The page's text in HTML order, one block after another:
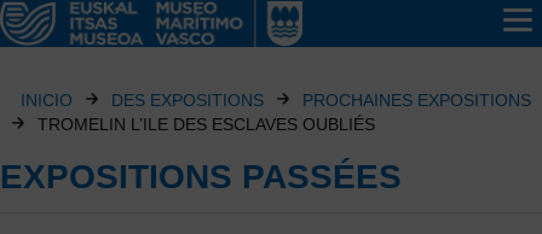
INICIO DES EXPOSITIONS
PROCHAINES EXPOSITIONS
TROMELIN L’ILE DES ESCLAVES OUBLIÉS
EXPOSITIONS PASSÉES